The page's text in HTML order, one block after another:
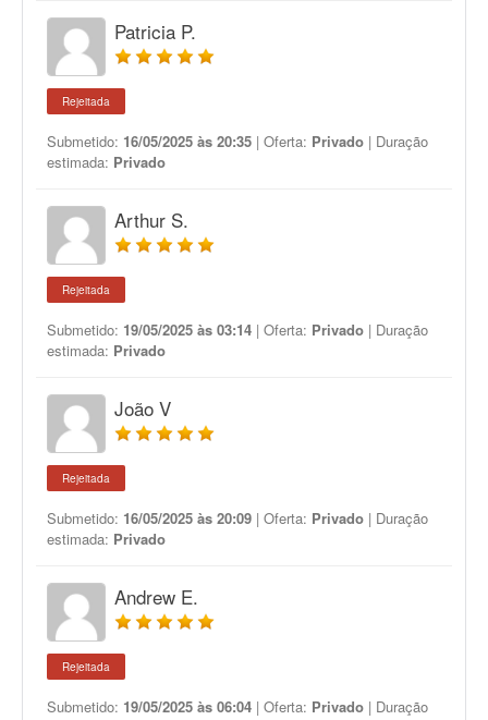
Patricia P.
Rejeitada
Submetido: 16/05/2025 às 20:35 | Oferta: Privado | Duração
estimada: Privado
Arthur S.
Rejeitada
Submetido: 19/05/2025 às 03:14 | Oferta: Privado | Duração
estimada: Privado
João V
Rejeitada
Submetido: 16/05/2025 às 20:09 | Oferta: Privado | Duração
estimada: Privado
Andrew E.
Rejeitada
Submetido: 19/05/2025 às 06:04 | Oferta: Privado | Duração